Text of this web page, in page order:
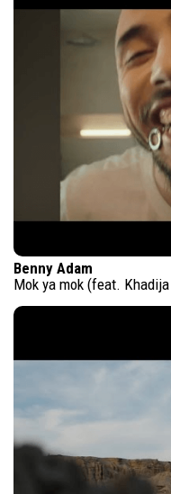
Benny Adam
Mok ya mok (feat.